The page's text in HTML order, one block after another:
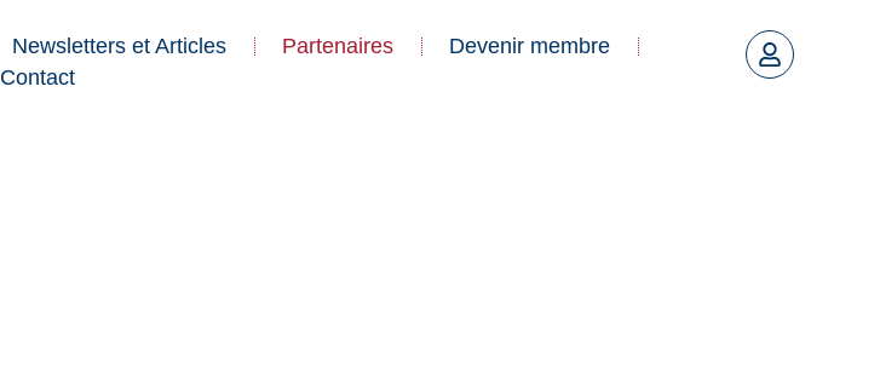
Newsletters et Articles Partenaires
Devenir membre
Contact